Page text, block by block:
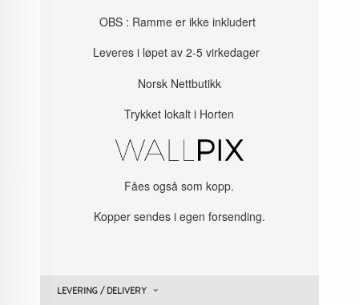
OBS : Ramme er ikke inkludert
Leveres i løpet av 2-5 virkedager
Norsk Nettbutikk
Trykket lokalt i Horten
Fåes også som kopp.
Kopper sendes i egen forsending.
LEVERING / DELIVERY